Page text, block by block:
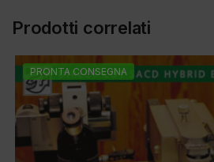
Prodotti correlati
PRONTA CONSEGNA